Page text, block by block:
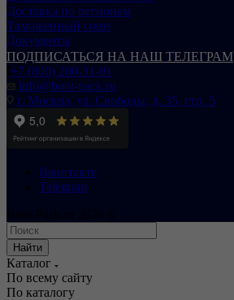
Доставка по регионам
Таможенный союз
Документы
ПОДПИСАТЬСЯ НА НАШ ТЕЛЕГРАМ
+7 (800) 200-31-91
info@boot-pack.ru
г. Москва, ул. Свободы, д. 35, стр. 5
Вконтакте
Telegram
Найти
Каталог
По всему сайту
По каталогу